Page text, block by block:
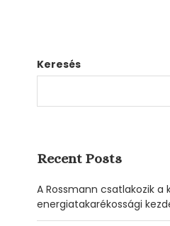
Keresés
Recent Posts
A Rossmann csatlakozik a
energiatakarékossági